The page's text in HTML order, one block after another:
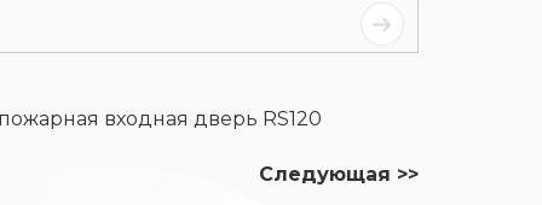
входная дверь RS120
Следующая >>